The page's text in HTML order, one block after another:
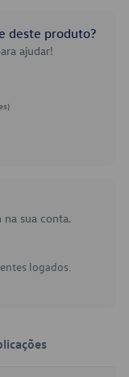
deste produto?
ajudar!
sua conta.
logados.